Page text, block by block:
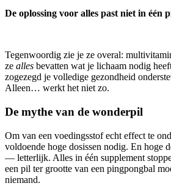
De oplossing voor alles past niet in één
Tegenwoordig zie je ze overal:
ze alles bevatten wat je lichaam nodig
zogezegd je volledige gezondheid
Alleen… werkt het niet zo.
De mythe van de wonderpil
Om van een voedingsstof echt effect te
voldoende hoge dosissen nodig. En hoge
— letterlijk. Alles in één supplement
een pil ter grootte van een pingpongbal
niemand.